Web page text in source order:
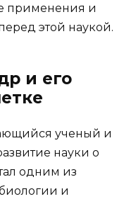
применения и
этой наукой.
и его
ученый и
науки о
одним из
и